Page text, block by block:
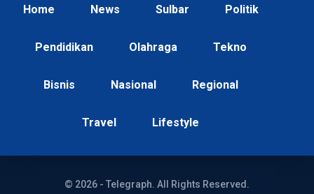
Home News Sulbar Politik
Pendidikan Olahraga Tekno
Bisnis Nasional Regional
Travel Lifestyle
© 2026 - Telegraph. All Rights Reserved.